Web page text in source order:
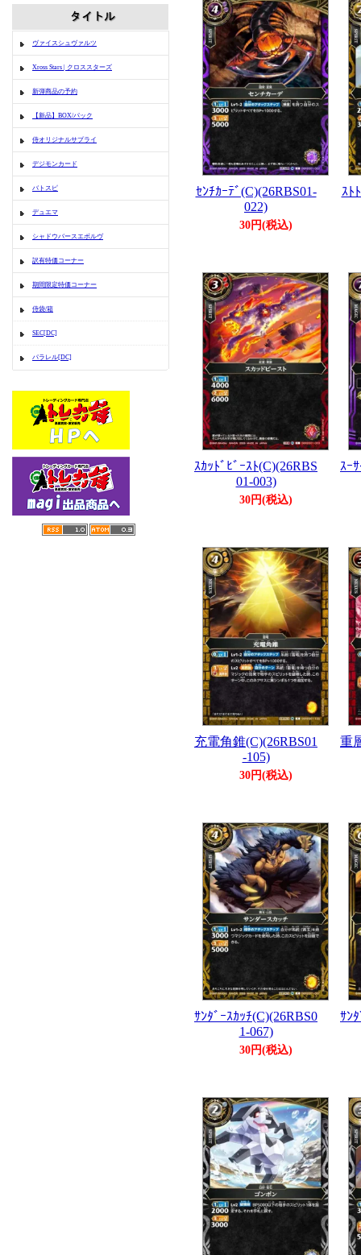
ヴァイスシュヴァルツ
Xross Stars | クロススターズ
新弾商品の予約
【新品】BOX/パック
侍オリジナルサプライ
デジモンカード
バトスピ
デュエマ
シャドウバースエボルヴ
訳有特価コーナー
期間限定特価コーナー
侍袋/箱
SEC[DC]
パラレル[DC]
ｾﾝﾁｶｰﾃﾞ(C)(26RBS01-
022)
30円(税込)
ｽﾄ
ｽｶｯﾄﾞﾋﾞｰｽﾄ(C)(26RBS
01-003)
30円(税込)
ｽｰ
充電角錐(C)(26RBS01
-105)
30円(税込)
重
ｻﾝﾀﾞｰｽｶｯﾁ(C)(26RBS0
1-067)
30円(税込)
ｻﾝ